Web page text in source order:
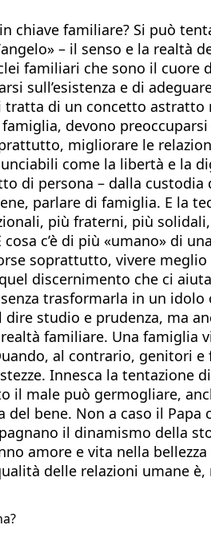
chiave familiare? Si può
– il senso e la realtà
familiari che sono il
sull’esistenza e di
di un concetto
devono
migliorare le
come la libertà e la
di persona – dalla
parlare di famiglia. E la
più fraterni, più
c’è di più «umano» di
soprattutto, vivere
discernimento che ci
trasformarla in un idolo
dire studio e prudenza, ma
familiare. Una famiglia
al contrario, genitori
Innesca la
il male può germogliare,
bene. Non a caso il
il dinamismo della
amore e vita nella
delle relazioni umane